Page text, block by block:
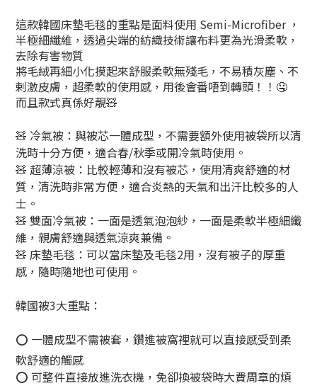
這款韓國床墊毛毯的重點是面料使用 Semi-Microfiber ，
半極細纖維，透過尖端的紡織技術讓布料更為光滑柔軟，
去除有害物質
將毛絨再細小化摸起來舒服柔軟無殘毛，不易積灰塵、不
剌激皮膚，超柔軟的使用感，用後會番唔到轉頭！！🤤
而且款式真係好靚🧸
🧸 冷氣被：與被芯一體成型，不需要額外使用被袋所以清
洗時十分方便，適合春/秋季或開冷氣時使用。
🧸 超薄涼被：比較輕薄和沒有被芯，使用清爽舒適的材
質，清洗時非常方便，適合炎熱的天氣和出汗比較多的人
士。
🧸 雙面冷氣被：一面是透氣泡泡紗，一面是柔軟半極細纖
維，親膚舒適與透氣涼爽兼備。
🧸 床墊毛毯：可以當床墊及毛毯2用，沒有被子的厚重
感，隨時隨地也可使用。
韓國被3大重點：
⭕ 一體成型不需被套，鑽進被窩裡就可以直接感受到柔
軟舒適的觸感
⭕ 可整件直接放進洗衣機，免卻換被袋時大費周章的煩